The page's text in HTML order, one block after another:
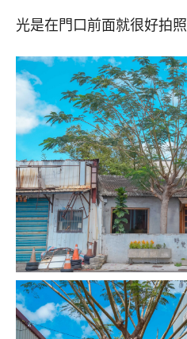
光是在門口前面就很好拍照